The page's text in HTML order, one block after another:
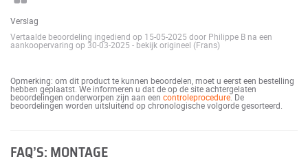
Verslag
Vertaalde beoordeling ingediend op 15-05-2025 door Philippe B na een
aankoopervaring op 30-03-2025 - bekijk origineel (Frans)
Opmerking: om dit product te kunnen beoordelen, moet u eerst een bestelling
hebben geplaatst. We informeren u dat de op de site achtergelaten
beoordelingen onderworpen zijn aan een controleprocedure. De
beoordelingen worden uitsluitend op chronologische volgorde gesorteerd.
FAQ’S: MONTAGE